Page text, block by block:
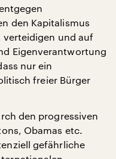
den Kapitalismus
verteidigen und auf
Eigenverantwortung
nur ein
freier Bürger
den progressiven
Obamas etc.
gefährliche